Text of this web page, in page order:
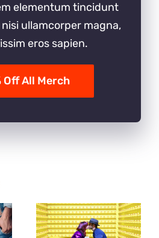
elementum tincidunt
ullamcorper magna,
eros sapien.
Off All Merch